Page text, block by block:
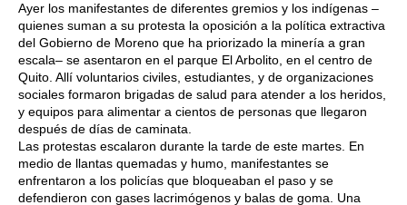
Ayer los manifestantes de diferentes gremios y los indígenas –
quienes suman a su protesta la oposición a la política extractiva
del Gobierno de Moreno que ha priorizado la minería a gran
escala– se asentaron en el parque El Arbolito, en el centro de
Quito. Allí voluntarios civiles, estudiantes, y de organizaciones
sociales formaron brigadas de salud para atender a los heridos,
y equipos para alimentar a cientos de personas que llegaron
después de días de caminata.
Las protestas escalaron durante la tarde de este martes. En
medio de llantas quemadas y humo, manifestantes se
enfrentaron a los policías que bloqueaban el paso y se
defendieron con gases lacrimógenos y balas de goma. Una